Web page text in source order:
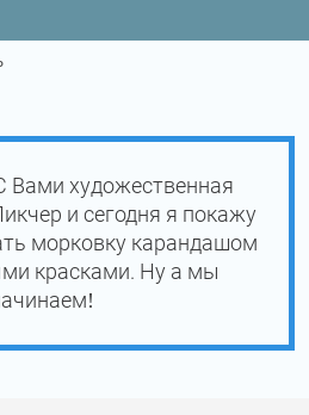
Вами художественная
и сегодня я покажу
морковку карандашом
красками. Ну а мы